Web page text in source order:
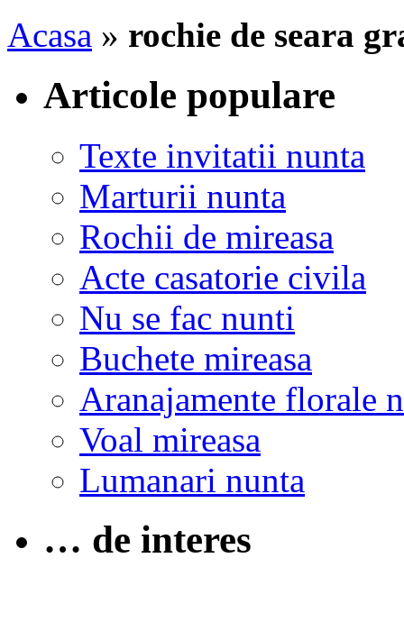
Acasa » rochie de seara
Articole populare
Texte invitatii nunta
Marturii nunta
Rochii de mireasa
Acte casatorie civila
Nu se fac nunti
Buchete mireasa
Aranajamente florale
Voal mireasa
Lumanari nunta
… de interes